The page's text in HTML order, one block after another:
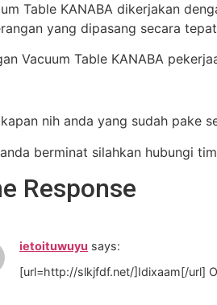
Table KANABA dikerjakan
yang dipasang secara
Vacuum Table KANABA
nih anda yang sudah pake
berminat silahkan hubungi
Response
ietoituwuyu says:
[url=http://slkjfdf.net/]Idixaam[/url]